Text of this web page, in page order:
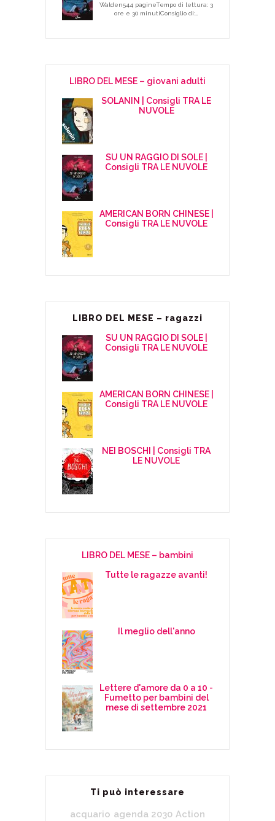
Walden544 pagineTempo di lettura: 3
ore e 30 minutiConsiglio di:…
LIBRO DEL MESE – giovani adulti
SOLANIN | Consigli TRA LE
NUVOLE
SU UN RAGGIO DI SOLE |
Consigli TRA LE NUVOLE
AMERICAN BORN CHINESE |
Consigli TRA LE NUVOLE
LIBRO DEL MESE – ragazzi
SU UN RAGGIO DI SOLE |
Consigli TRA LE NUVOLE
AMERICAN BORN CHINESE |
Consigli TRA LE NUVOLE
NEI BOSCHI | Consigli TRA
LE NUVOLE
LIBRO DEL MESE – bambini
Tutte le ragazze avanti!
Il meglio dell'anno
Lettere d'amore da 0 a 10 -
Fumetto per bambini del
mese di settembre 2021
Ti può interessare
acquario agenda 2030 Action